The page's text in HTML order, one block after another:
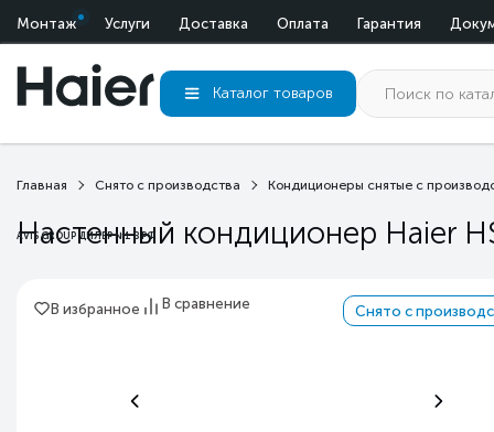
Монтаж Услуги Доставка Оплата Гарантия
AVIS GROUP ДИЛЕР №1 В РФ
Каталог товаров
Главная Снято с производства Кондиционеры снятые с
Настенный кондиционер Haier
В избранное В сравнение Снято с